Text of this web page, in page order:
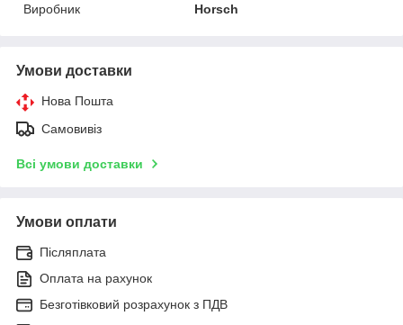
Виробник
Horsch
Умови доставки
Нова Пошта
Самовивіз
Всі умови доставки
Умови оплати
Післяплата
Оплата на рахунок
Безготівковий розрахунок з ПДВ